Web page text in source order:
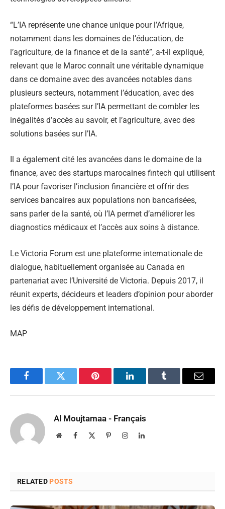
“L’IA représente une chance unique pour l’Afrique,
notamment dans les domaines de l’éducation, de
l’agriculture, de la finance et de la santé”, a-t-il expliqué,
relevant que le Maroc connaît une véritable dynamique
dans ce domaine avec des avancées notables dans
plusieurs secteurs, notamment l’éducation, avec des
plateformes basées sur l’IA permettant de combler les
inégalités d’accès au savoir, et l’agriculture, avec des
solutions basées sur l’IA.
Il a également cité les avancées dans le domaine de la
finance, avec des startups marocaines fintech qui utilisent
l’IA pour favoriser l’inclusion financière et offrir des
services bancaires aux populations non bancarisées,
sans parler de la santé, où l’IA permet d’améliorer les
diagnostics médicaux et l’accès aux soins à distance.
Le Victoria Forum est une plateforme internationale de
dialogue, habituellement organisée au Canada en
partenariat avec l’Université de Victoria. Depuis 2017, il
réunit experts, décideurs et leaders d’opinion pour aborder
les défis de développement international.
MAP
FacebookTwitter Pinterest LinkedInTumblr Email
Al Moujtamaa - Français
WebsiteFacebook PinterestInstagramLinkedIn
RELATED POSTS